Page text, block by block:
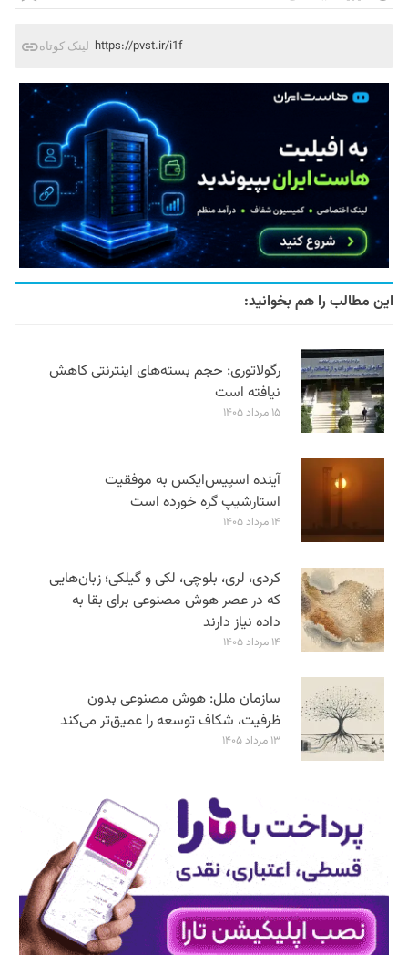
لینک کوتاه https://pvst.ir/i1f
این مطالب را هم بخوانید:
رگولاتوری: حجم بسته‌های اینترنتی کاهش
نیافته است
۱۵ مرداد ۱۴۰۵
آینده اسپیس‌ایکس به موفقیت
استارشیپ گره خورده است
۱۴ مرداد ۱۴۰۵
کردی، لری، بلوچی، لکی و گیلکی؛ زبان‌هایی
که در عصر هوش مصنوعی برای بقا به
داده نیاز دارند
۱۴ مرداد ۱۴۰۵
سازمان ملل: هوش مصنوعی بدون
ظرفیت، شکاف توسعه را عمیق‌تر می‌کند
۱۳ مرداد ۱۴۰۵